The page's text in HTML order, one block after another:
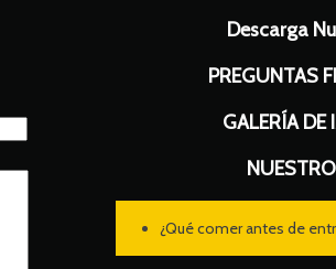
Descarga
PREGUNTAS
GALERÍA DE
¿Qué comer antes de